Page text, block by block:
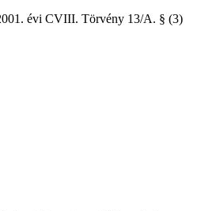
2001. évi CVIII. Törvény 13/A. § (3)